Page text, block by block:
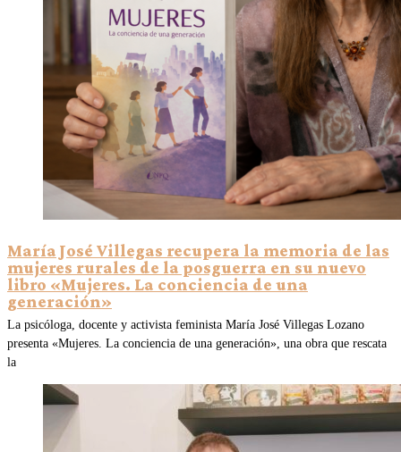
María José Villegas recupera la memoria de las
mujeres rurales de la posguerra en su nuevo
libro «Mujeres. La conciencia de una
generación»
La psicóloga, docente y activista feminista María José Villegas Lozano
presenta «Mujeres. La conciencia de una generación», una obra que rescata
la